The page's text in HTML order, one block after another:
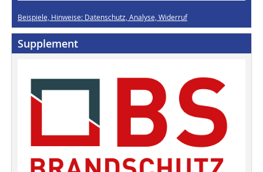
Beispiele, Hinweise: Datenschutz, Analyse, Widerruf
Supplement